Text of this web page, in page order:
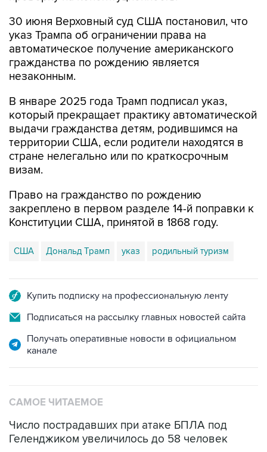
автоматическое получение американского
гражданства по рождению является
незаконным.
В январе 2025 года Трамп подписал указ,
выдачи гражданства детям, родившимся на
территории США, если родители находятся в
стране нелегально или по краткосрочным
визам.
Право на гражданство по рождению
Конституции США, принятой в 1868 году.
США Дональд Трамп указ родильный туризм
Подписаться на рассылку главных новостей сайта
Получать оперативные новости в официальном
Число пострадавших при атаке БПЛА под